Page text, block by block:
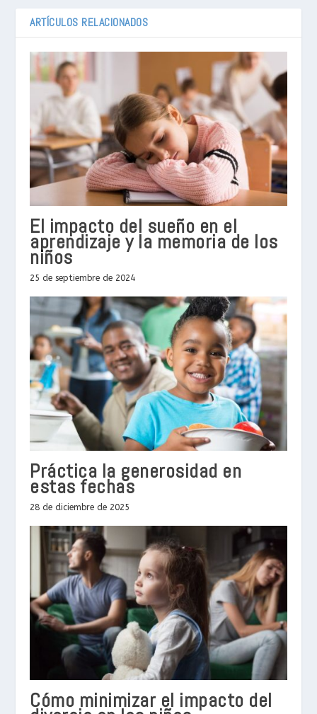
ARTÍCULOS RELACIONADOS
El impacto del sueño en el
aprendizaje y la memoria de los
niños
25 de septiembre de 2024
Práctica la generosidad en
estas fechas
28 de diciembre de 2025
Cómo minimizar el impacto del